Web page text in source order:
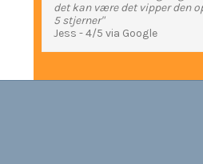
det kan være det vipper den
5 stjerner"
Jess - 4/5 via Google